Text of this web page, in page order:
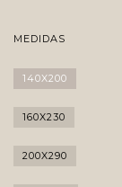
MEDIDAS
140X200
160X230
200X290